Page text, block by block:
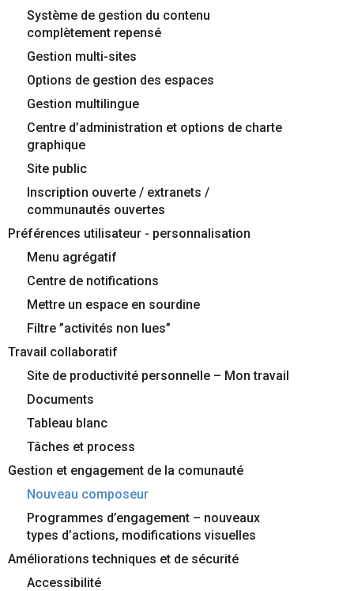
Contactez-nous
Essayez eXo
Système de gestion du contenu
complètement repensé
Gestion multi-sites
Options de gestion des espaces
Gestion multilingue
Centre d’administration et options de charte
graphique
Site public
Inscription ouverte / extranets /
communautés ouvertes
Préférences utilisateur - personnalisation
Menu agrégatif
Centre de notifications
Mettre un espace en sourdine
Filtre ”activités non lues”
Travail collaboratif
Site de productivité personnelle – Mon travail
Documents
Tableau blanc
Tâches et process
Gestion et engagement de la comunauté
Nouveau composeur
Programmes d’engagement – nouveaux
types d’actions, modifications visuelles
Améliorations techniques et de sécurité
Accessibilité